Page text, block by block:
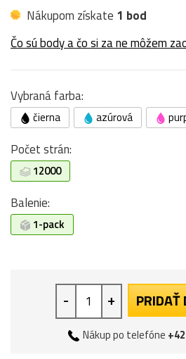
Nákupom získate 1 bod
Čo sú body a čo si za ne môžem
Vybraná farba:
čierna azúrová
Počet strán:
12000
Balenie:
1-pack
- + PRIDAŤ
Nákup po telefóne